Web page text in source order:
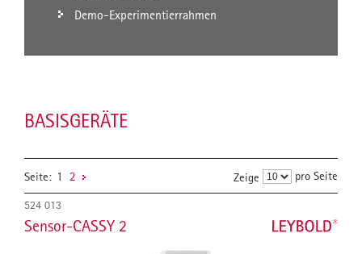
Demo-Experimentierrahmen
BASISGERÄTE
Seite: 1 2 Zeige pro Seite
524 013
Sensor-CASSY 2